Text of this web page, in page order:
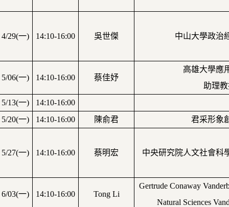
4/29(一) 14:10-16:00 吳世傑 中山大學政治
5/06(一) 14:10-16:00 蔡佳妤
高雄大學應
助理
5/13(一)
14:10-16:00
5/20(一) 14:10-16:00 陳俞君 君采形象
5/27(一) 14:10-16:00 蔡明宏 中央研究院人文社會科
6/03(一) 14:10-16:00 Tong Li
Gertrude Conaway
Natural Sciences